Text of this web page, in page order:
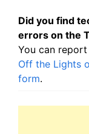
Did you find
errors on the
You can
Off the Lights
form.